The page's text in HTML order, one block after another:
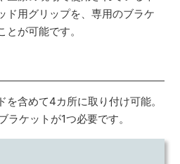
ド用グリップを、専用のブラケ
が可能です。
含めて4カ所に取り付け可能。
ケットが1つ必要です。